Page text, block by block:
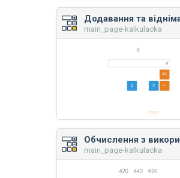
main_page-kalkulacka
main_page-kalkulacka